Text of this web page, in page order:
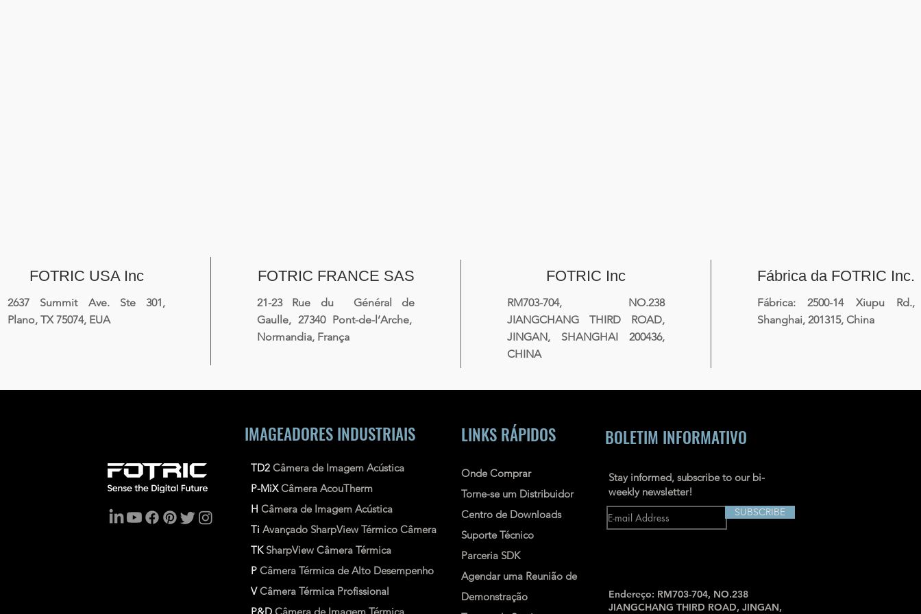
FOTRIC USA Inc
2637 Summit Ave. Ste 301,
Plano, TX 75074, EUA
FOTRIC FRANCE SAS
21-23 Rue du Général de
Gaulle, 27340 Pont-de-l’Arche,
Normandia, França
FOTRIC Inc
RM703-704, NO.238
JIANGCHANG THIRD ROAD,
JINGAN, SHANGHAI 200436,
CHINA
Fábrica da FOTRIC Inc.
Fábrica: 2500-14 Xiupu Rd.,
Shanghai, 201315, China
IMAGEADORES INDUSTRIAIS
TD2 Câmera de Imagem Acústica
P-MiXCâmera AcouTherm
H Câmera de Imagem Acústica
Ti Avançado SharpView Térmico Câmera
TK SharpView Câmera Térmica
P Câmera Térmica de Alto Desempenho
VCâmera Térmica Profissional
P&D Câmera de Imagem Térmica
LINKS RÁPIDOS
Onde Comprar
Torne-se um Distribuidor
Centro de Downloads
Suporte Técnico
Parceria SDK
Agendar uma Reunião de
Demonstração
BOLETIM INFORMATIVO
Stay informed, subscribe to our bi-
weekly newsletter!
SUBSCRIBE
Endereço: RM703-704, NO.238
JIANGCHANG THIRD ROAD, JINGAN,